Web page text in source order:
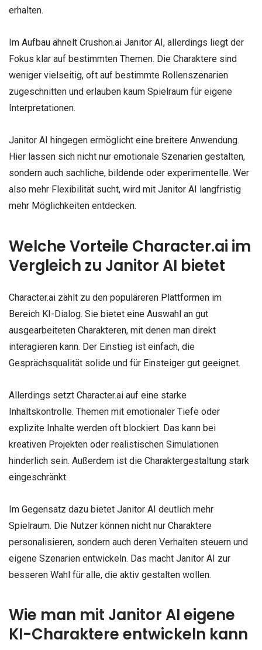
erhalten.
Im Aufbau ähnelt Crushon.ai Janitor AI, allerdings liegt der
Fokus klar auf bestimmten Themen. Die Charaktere sind
weniger vielseitig, oft auf bestimmte Rollenszenarien
zugeschnitten und erlauben kaum Spielraum für eigene
Interpretationen.
Janitor AI hingegen ermöglicht eine breitere Anwendung.
Hier lassen sich nicht nur emotionale Szenarien gestalten,
sondern auch sachliche, bildende oder experimentelle. Wer
also mehr Flexibilität sucht, wird mit Janitor AI langfristig
mehr Möglichkeiten entdecken.
Welche Vorteile Character.ai im
Vergleich zu Janitor AI bietet
Character.ai zählt zu den populäreren Plattformen im
Bereich KI-Dialog. Sie bietet eine Auswahl an gut
ausgearbeiteten Charakteren, mit denen man direkt
interagieren kann. Der Einstieg ist einfach, die
Gesprächsqualität solide und für Einsteiger gut geeignet.
Allerdings setzt Character.ai auf eine starke
Inhaltskontrolle. Themen mit emotionaler Tiefe oder
explizite Inhalte werden oft blockiert. Das kann bei
kreativen Projekten oder realistischen Simulationen
hinderlich sein. Außerdem ist die Charaktergestaltung stark
eingeschränkt.
Im Gegensatz dazu bietet Janitor AI deutlich mehr
Spielraum. Die Nutzer können nicht nur Charaktere
personalisieren, sondern auch deren Verhalten steuern und
eigene Szenarien entwickeln. Das macht Janitor AI zur
besseren Wahl für alle, die aktiv gestalten wollen.
Wie man mit Janitor AI eigene
KI-Charaktere entwickeln kann